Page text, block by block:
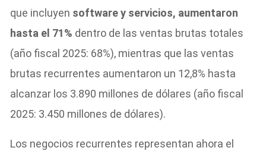
que incluyen software y servicios, aumentaron
hasta el 71% dentro de las ventas brutas totales
(año fiscal 2025: 68%), mientras que las ventas
brutas recurrentes aumentaron un 12,8% hasta
alcanzar los 3.890 millones de dólares (año fiscal
2025: 3.450 millones de dólares).
Los negocios recurrentes representan ahora el